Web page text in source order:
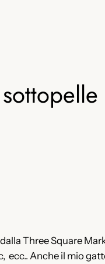
Three Square
Anche il mio